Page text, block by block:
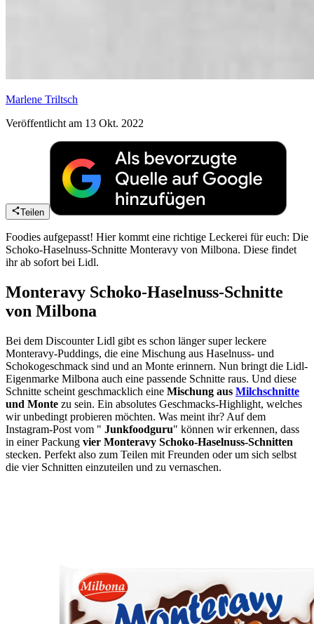
Marlene Triltsch
Veröffentlicht am 13 Okt. 2022
Teilen
Foodies aufgepasst! Hier kommt eine richtige Leckerei für euch: Die
Schoko-Haselnuss-Schnitte Monteravy von Milbona. Diese findet
ihr ab sofort bei Lidl.
Monteravy Schoko-Haselnuss-Schnitte
von Milbona
Bei dem Discounter Lidl gibt es schon länger super leckere
Monteravy-Puddings, die eine Mischung aus Haselnuss- und
Schokogeschmack sind und an Monte erinnern. Nun bringt die Lidl-
Eigenmarke Milbona auch eine passende Schnitte raus. Und diese
Schnitte scheint geschmacklich eine Mischung aus Milchschnitte
und Monte zu sein. Ein absolutes Geschmacks-Highlight, welches
wir unbedingt probieren möchten. Was meint ihr? Auf dem
Instagram-Post vom " Junkfoodguru" können wir erkennen, dass
in einer Packung vier Monteravy Schoko-Haselnuss-Schnitten
stecken. Perfekt also zum Teilen mit Freunden oder um sich selbst
die vier Schnitten einzuteilen und zu vernaschen.